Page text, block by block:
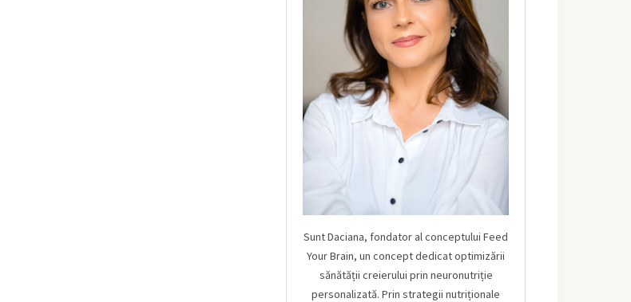
Sunt Daciana, fondator al conceptului Feed
Your Brain, un concept dedicat optimizării
sănătății creierului prin neuronutriție
personalizată. Prin strategii nutriționale